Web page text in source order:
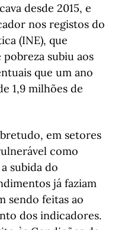
desde 2015, e
nos registos do
(INE), que
subiu aos
que um ano
1,9 milhões de
em setores
como
subida do
já faziam
sendo feitas ao
dos indicadores.